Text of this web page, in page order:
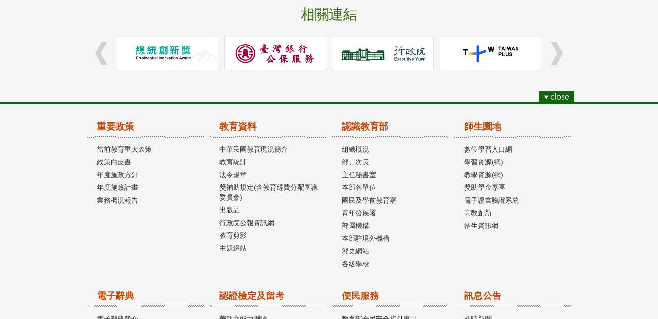
相關連結
重要政策
當前教育重大政策
政策白皮書
年度施政方針
年度施政計畫
業務概況報告
教育資料
中華民國教育現況簡介
教育統計
法令規章
獎補助規定(含教育經費分配審議
委員會)
出版品
行政院公報資訊網
教育剪影
主題網站
認識教育部
組織概況
部、次長
主任秘書室
本部各單位
國民及學前教育署
青年發展署
部屬機構
本部駐境外機構
部史網站
各級學校
師生園地
數位學習入口網
學習資源(網)
教學資源(網)
獎助學金專區
電子證書驗證系統
高教創新
招生資訊網
電子辭典 認證檢定及留考 便民服務 訊息公告